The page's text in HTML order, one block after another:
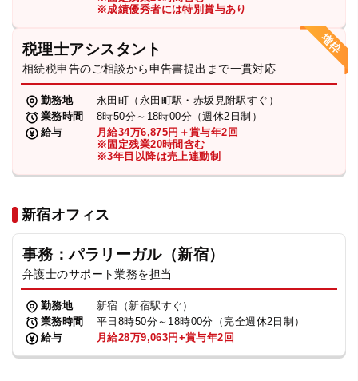
※成績優秀者には特別賞与あり
税理士アシスタント
相続税申告のご相談から申告書提出まで一貫対応
勤務地
永田町（永田町駅・赤坂見附駅すぐ）
業務時間
8時50分～18時00分（週休2日制）
給与
月給34万6,875円＋賞与年2回
※固定残業20時間含む
※3年目以降は売上連動制
新宿オフィス
事務：パラリーガル（新宿）
弁護士のサポート業務を担当
勤務地
新宿（新宿駅すぐ）
業務時間
平日8時50分～18時00分（完全週休2日制）
給与
月給28万9,063円+賞与年2回
プライバシーポリシー
TikTok受賞 定義集 動画集